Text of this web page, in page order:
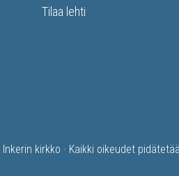
Tilaa lehti
Inkerin kirkko · Kaikki oikeudet